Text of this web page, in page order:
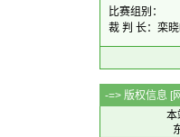
比赛组别：
裁 判 长：栾
-=> 版权信息 [
本